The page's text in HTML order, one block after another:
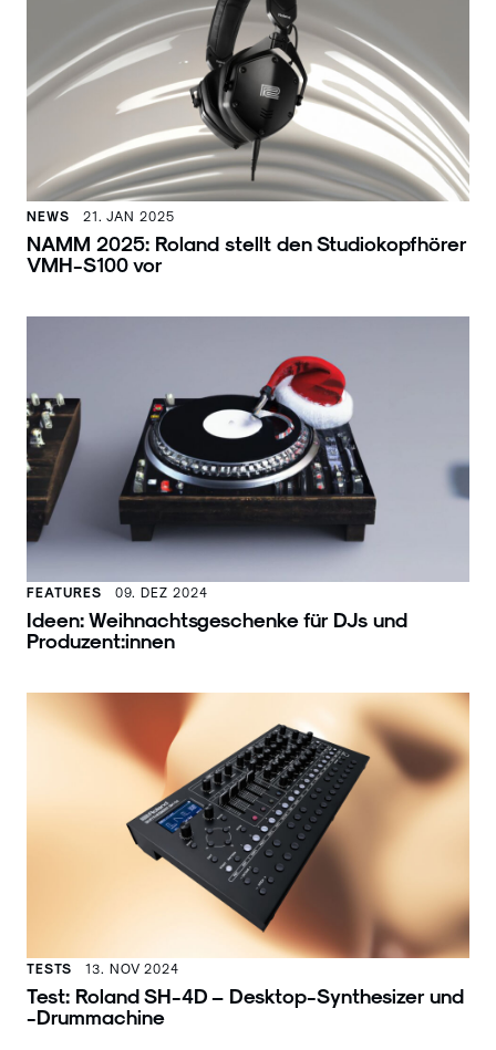
NEWS 21. JAN 2025
NAMM 2025: Roland stellt den Studiokopfhörer
VMH-S100 vor
FEATURES 09. DEZ 2024
Ideen: Weihnachtsgeschenke für DJs und
Produzent:innen
TESTS 13. NOV 2024
Test: Roland SH-4D – Desktop-Synthesizer und
-Drummachine